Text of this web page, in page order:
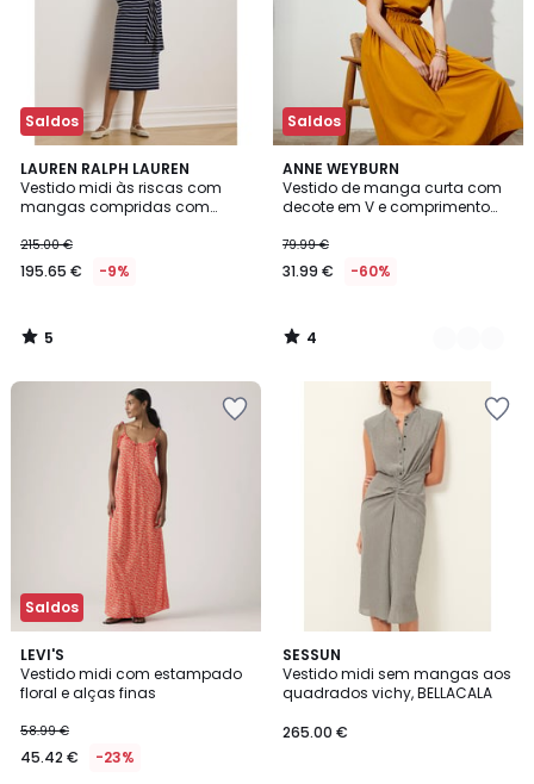
Saldos
LAUREN RALPH LAUREN
Vestido midi às riscas com
mangas compridas com
215.00 €
195.65 € -9%
5
/
5
5
/
Saldos
ANNE WEYBURN
Vestido de manga curta com
decote em V e comprimento
79.99 €
31.99 € -60%
4
/
5
2
Cores
4
/
Saldos
LEVI'S
Vestido midi com estampado
floral e alças finas
58.99 €
45.42 € -23%
5
/
5
SESSUN
Vestido midi sem mangas aos
quadrados vichy, BELLACALA
265.00 €